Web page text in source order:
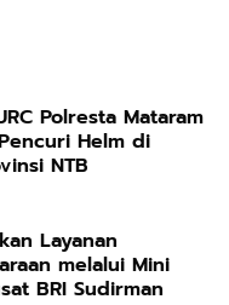
Polresta Mataram
Helm di
NTB
Layanan
melalui Mini
BRI Sudirman